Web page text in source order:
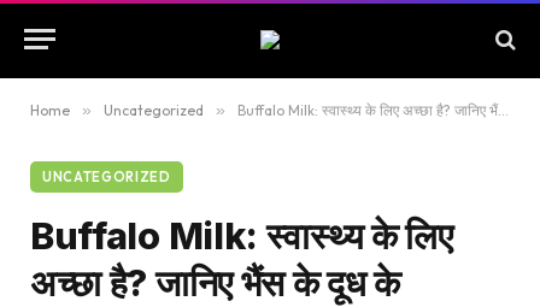
Home » Uncategorized » Buffalo Milk: स्वास्थ्य के लिए अच्छा है? जानिए भैंस के दूध के Benefits और Side Effects
UNCATEGORIZED
Buffalo Milk: स्वास्थ्य के लिए
अच्छा है? जानिए भैंस के दूध के